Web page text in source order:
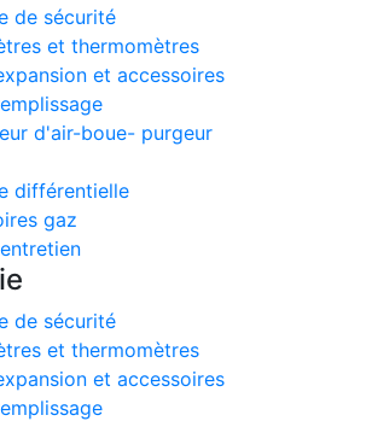
de sécurité
et thermomètres
et accessoires
d'air-boue- purgeur
différentielle
gaz
de sécurité
et thermomètres
et accessoires